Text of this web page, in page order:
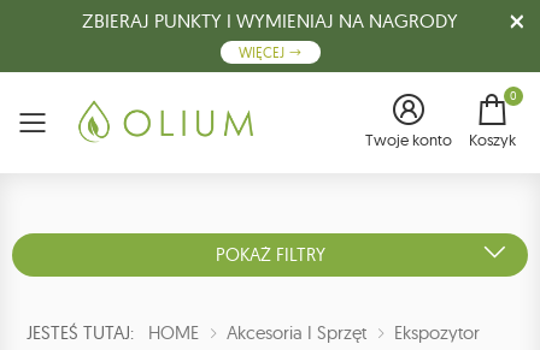
ZBIERAJ PUNKTY I WYMIENIAJ NA NAGRODY
WIĘCEJ
Menu Twoje konto
0
Koszyk
POKAŻ FILTRY
JESTEŚ TUTAJ: HOME Akcesoria I Sprzęt
Ekspozytor